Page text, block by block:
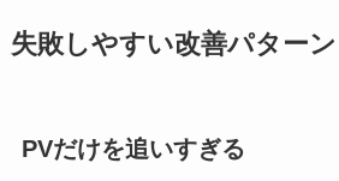
失敗しやすい改善パターン
PVだけを追いすぎる